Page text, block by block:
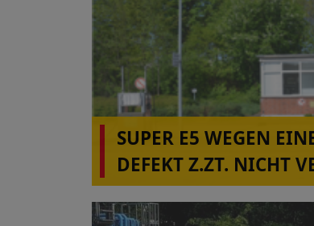
SUPER E5 WEGEN
DEFEKT Z.ZT. NICHT
ALBERSDORF!